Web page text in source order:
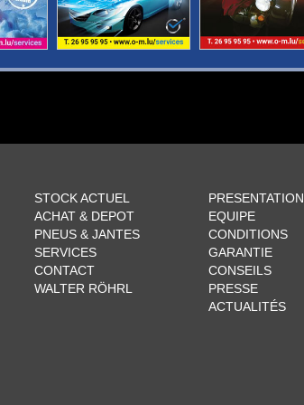
STOCK ACTUEL
ACHAT & DEPOT
PNEUS & JANTES
SERVICES
CONTACT
WALTER RÖHRL
PRESENTATION
EQUIPE
CONDITIONS
GARANTIE
CONSEILS
PRESSE
ACTUALITÉS